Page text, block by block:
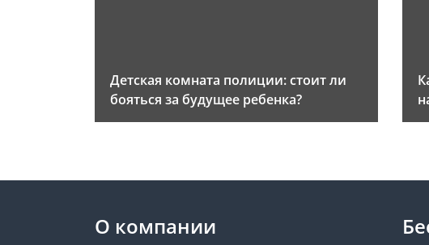
Детская комната полиции: стоит ли
бояться за будущее ребенка?
О компании